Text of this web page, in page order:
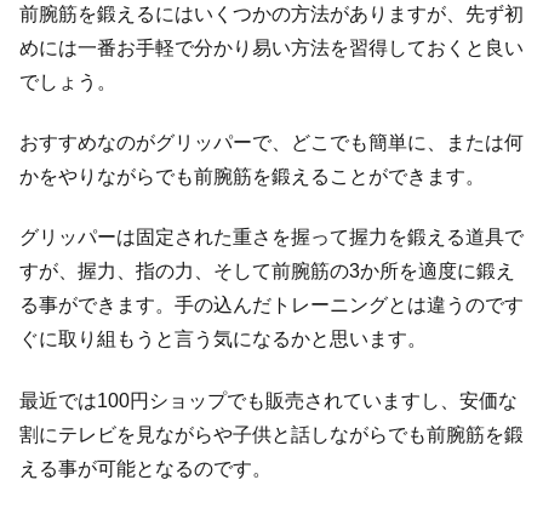
前腕筋を鍛えるにはいくつかの方法がありますが、先ず初
めには一番お手軽で分かり易い方法を習得しておくと良い
でしょう。
おすすめなのがグリッパーで、どこでも簡単に、または何
かをやりながらでも前腕筋を鍛えることができます。
グリッパーは固定された重さを握って握力を鍛える道具で
すが、握力、指の力、そして前腕筋の3か所を適度に鍛え
る事ができます。手の込んだトレーニングとは違うのです
ぐに取り組もうと言う気になるかと思います。
最近では100円ショップでも販売されていますし、安価な
割にテレビを見ながらや子供と話しながらでも前腕筋を鍛
える事が可能となるのです。